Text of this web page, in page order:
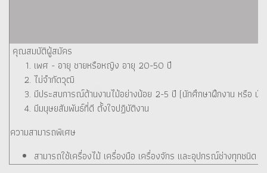
คุณสมบัติผู้สมัคร
เพศ - อายุ ชายหรือหญิง อายุ 20-50 ปี
ไม่จำกัดวุฒิ
มีประสบการณ์ด้านงานไม้อย่างน้อย 2-5 ปี (นักศึกษาฝึกงาน หรือ นั
มีมนุษยสัมพันธ์ที่ดี ตั้งใจปฏิบัติงาน
ความสามารถพิเศษ
สามารถใช้เครื่องไม้ เครื่องมือ เครื่องจักร และอุปกรณ์ช่างทุกชนิด